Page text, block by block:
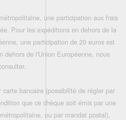
une participation aux frais
Pour les expéditions en dehors de la
une participation de 20 euros est
dehors de l'Union Européenne, nous
bancaire (possibilité de régler par
que ce chèque soit émis par une
ou par mandat postal),